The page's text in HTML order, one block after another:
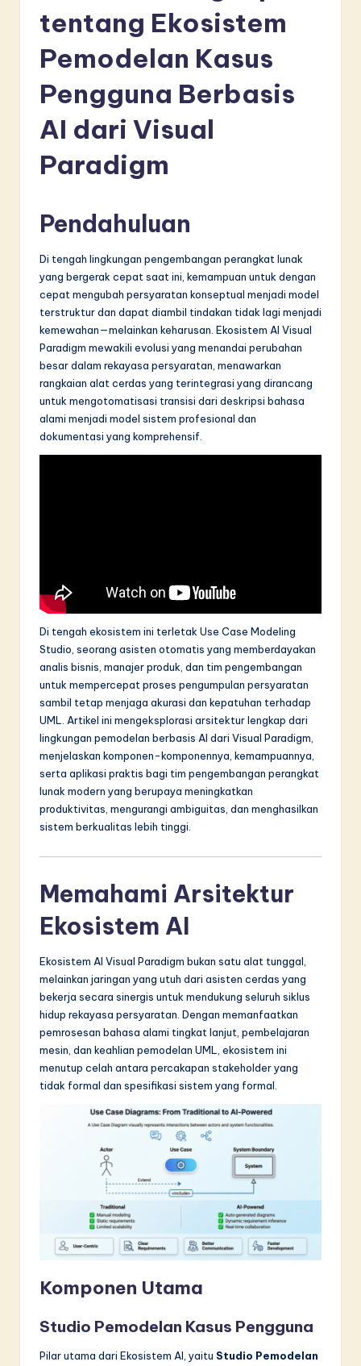
in
A
w
o
ti
tentang Ekosistem
Pemodelan Kasus
Pengguna Berbasis
AI dari Visual
Paradigm
Pendahuluan
Di tengah lingkungan pengembangan perangkat lunak
yang bergerak cepat saat ini, kemampuan untuk dengan
cepat mengubah persyaratan konseptual menjadi model
terstruktur dan dapat diambil tindakan tidak lagi menjadi
kemewahan—melainkan keharusan. Ekosistem AI Visual
Paradigm mewakili evolusi yang menandai perubahan
besar dalam rekayasa persyaratan, menawarkan
rangkaian alat cerdas yang terintegrasi yang dirancang
untuk mengotomatisasi transisi dari deskripsi bahasa
alami menjadi model sistem profesional dan
dokumentasi yang komprehensif.
Di tengah ekosistem ini terletak Use Case Modeling
Studio, seorang asisten otomatis yang memberdayakan
analis bisnis, manajer produk, dan tim pengembangan
untuk mempercepat proses pengumpulan persyaratan
sambil tetap menjaga akurasi dan kepatuhan terhadap
UML. Artikel ini mengeksplorasi arsitektur lengkap dari
lingkungan pemodelan berbasis AI dari Visual Paradigm,
menjelaskan komponen-komponennya, kemampuannya,
serta aplikasi praktis bagi tim pengembangan perangkat
lunak modern yang berupaya meningkatkan
produktivitas, mengurangi ambiguitas, dan menghasilkan
sistem berkualitas lebih tinggi.
Memahami Arsitektur
Ekosistem AI
Ekosistem AI Visual Paradigm bukan satu alat tunggal,
melainkan jaringan yang utuh dari asisten cerdas yang
bekerja secara sinergis untuk mendukung seluruh siklus
hidup rekayasa persyaratan. Dengan memanfaatkan
pemrosesan bahasa alami tingkat lanjut, pembelajaran
mesin, dan keahlian pemodelan UML, ekosistem ini
menutup celah antara percakapan stakeholder yang
tidak formal dan spesifikasi sistem yang formal.
Komponen Utama
Studio Pemodelan Kasus Pengguna
Pilar utama dari Ekosistem AI, yaitu Studio Pemodelan